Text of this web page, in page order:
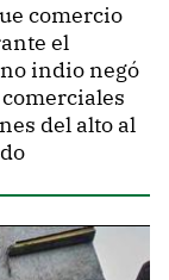
comercio
el
indio negó
del alto al